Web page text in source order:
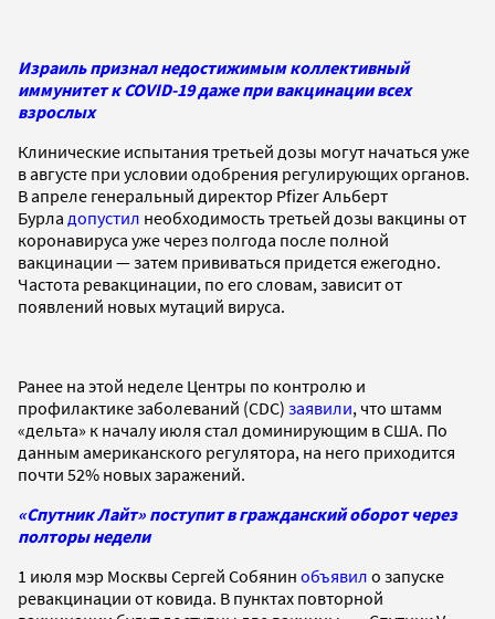
Израиль признал недостижимым коллективный
иммунитет к COVID-19 даже при вакцинации всех
взрослых
Клинические испытания третьей дозы могут начаться уже
в августе при условии одобрения регулирующих органов.
В апреле генеральный директор Pfizer Альберт
Бурла допустил необходимость третьей дозы вакцины от
коронавируса уже через полгода после полной
вакцинации — затем прививаться придется ежегодно.
Частота ревакцинации, по его словам, зависит от
появлений новых мутаций вируса.
Ранее на этой неделе Центры по контролю и
профилактике заболеваний (CDC) заявили, что штамм
«дельта» к началу июля стал доминирующим в США. По
данным американского регулятора, на него приходится
почти 52% новых заражений.
«Спутник Лайт» поступит в гражданский оборот через
полторы недели
1 июля мэр Москвы Сергей Собянин объявил о запуске
ревакцинации от ковида. В пунктах повторной